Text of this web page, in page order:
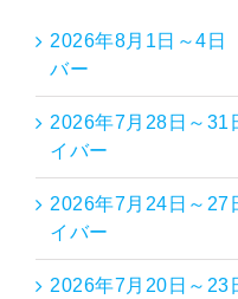
2026年8月1日～4日
バー
2026年7月28日～
イバー
2026年7月24日～
イバー
2026年7月20日～